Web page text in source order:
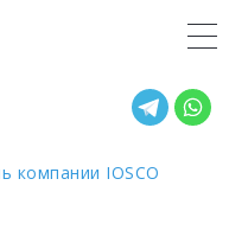
компании IOSCO